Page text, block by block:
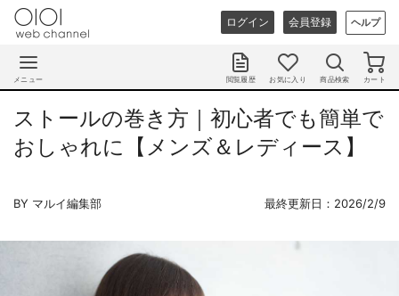
ログイン 会員登録 ヘルプ
メニュー 閲覧履歴 お気に入り 商品検索 カート
ストールの巻き方｜初心者でも簡単で
おしゃれに【メンズ＆レディース】
BY マルイ編集部 最終更新日：2026/2/9